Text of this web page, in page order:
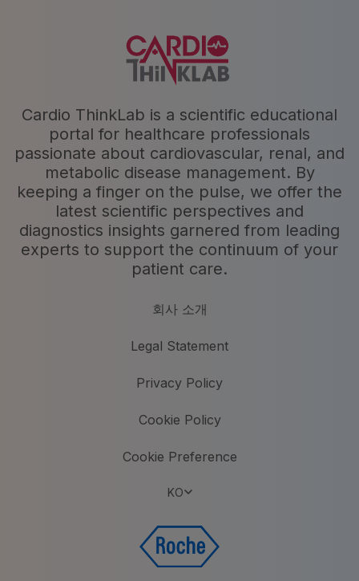
Cardio ThinkLab is a scientific educational
portal for healthcare professionals
passionate about cardiovascular, renal, and
metabolic disease management. By
keeping a finger on the pulse, we offer the
latest scientific perspectives and
diagnostics insights garnered from leading
experts to support the continuum of your
patient care.
회사 소개
Legal Statement
Privacy Policy
Cookie Policy
Cookie Preference
KO